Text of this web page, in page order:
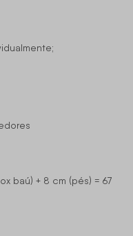
baú) + 8 cm (pés) = 67